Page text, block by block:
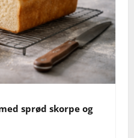
sprød skorpe og